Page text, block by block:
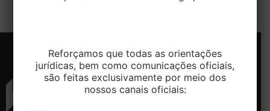
Reforçamos que todas as orientações
jurídicas, bem como comunicações oficiais,
são feitas exclusivamente por meio dos
nossos canais oficiais: